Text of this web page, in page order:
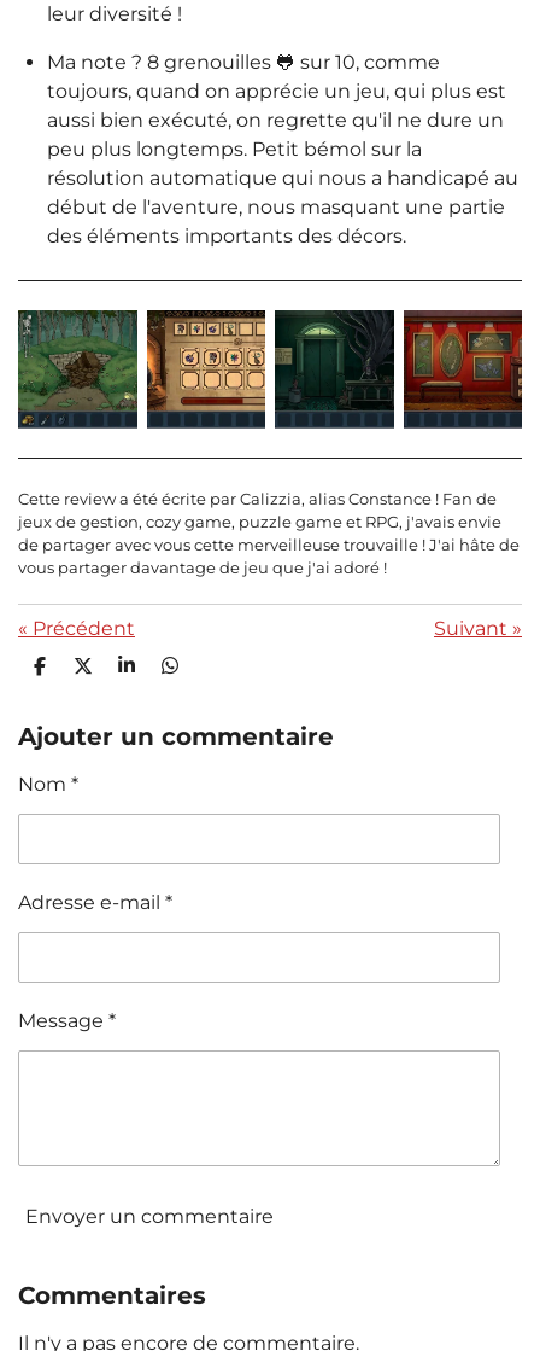
leur diversité !
Ma note ? 8 grenouilles 🐸 sur 10, comme
toujours, quand on apprécie un jeu, qui plus est
aussi bien exécuté, on regrette qu'il ne dure un
peu plus longtemps. Petit bémol sur la
résolution automatique qui nous a handicapé au
début de l'aventure, nous masquant une partie
des éléments importants des décors.
Cette review a été écrite par Calizzia, alias Constance ! Fan de
jeux de gestion, cozy game, puzzle game et RPG, j'avais envie
de partager avec vous cette merveilleuse trouvaille ! J'ai hâte de
vous partager davantage de jeu que j'ai adoré !
« Précédent Suivant »
P
t
a
e
P
t
a
P
t
a
P
t
a
Ajouter un commentaire
Nom *
Adresse e-mail *
Message *
Envoyer un commentaire
Commentaires
Il n'y a pas encore de commentaire.